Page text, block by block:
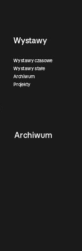
Wystawy
Wystawy czasowe
Wystawy stałe
Archiwum
Projekty
Archiwum